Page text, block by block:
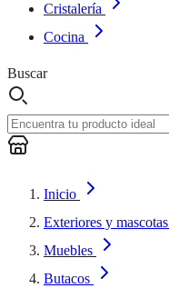
Cristalería
Cocina
Buscar
Inicio
Exteriores y mascotas
Muebles
Butacos